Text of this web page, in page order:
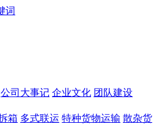
公司大事记 企业文化 团队建设
箱 多式联运 特种货物运输 散杂货